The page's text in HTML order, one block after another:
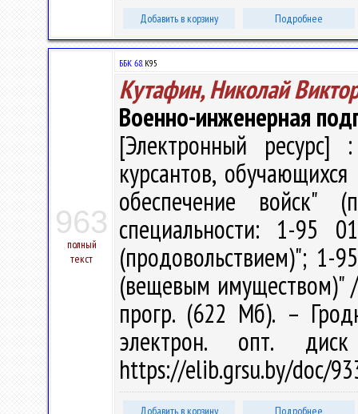
Добавить в корзину Подробнее
963
полный
текст
ББК 68.К95
Кутафин, Николай
Военно-инженерная
[Электронный ресурс]
курсантов,
обеспечение войск"
специальности: 1-95
(продовольствием)"; 1-
(вещевым имуществом)"
прогр. (622 Мб). –
электрон. опт.
https://elib.grsu.by/doc/
Добавить в корзину Подробнее